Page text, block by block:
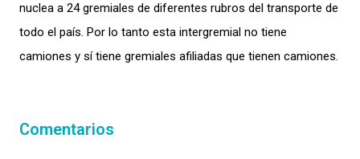
nuclea a 24 gremiales de diferentes rubros del transporte de
todo el país. Por lo tanto esta intergremial no tiene
camiones y sí tiene gremiales afiliadas que tienen camiones.
Comentarios